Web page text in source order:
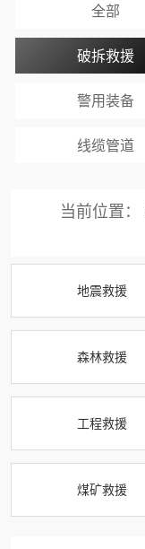
全部
破拆救援
警用装备
线缆管道
当前位置：
地震救援
森林救援
工程救援
煤矿救援